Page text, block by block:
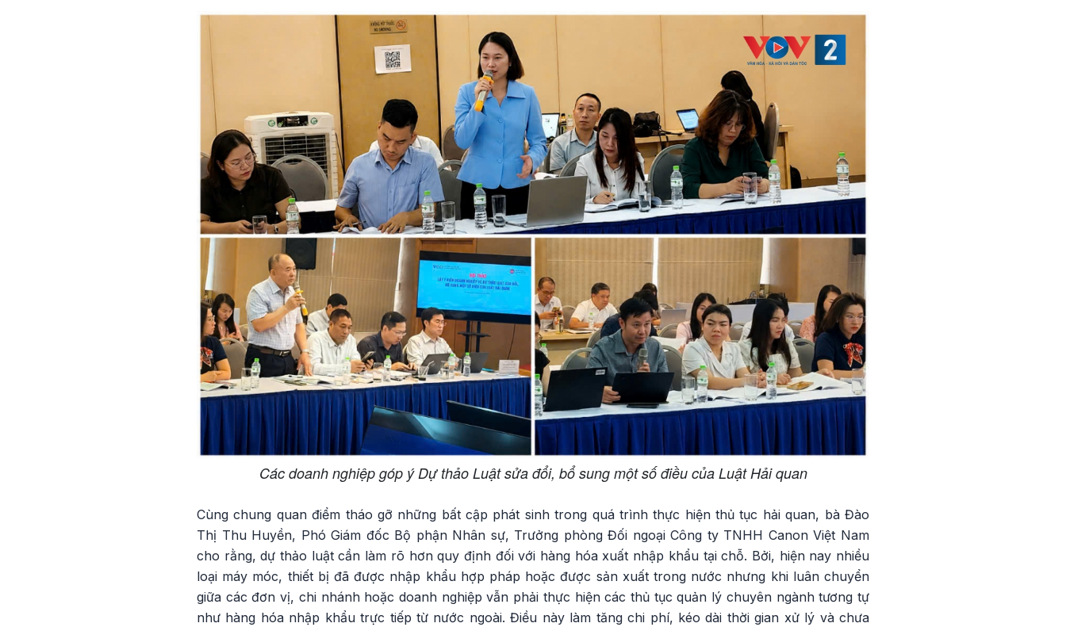
Các doanh nghiệp góp ý Dự thảo Luật sửa đổi, bổ sung một số điều của Luật Hải quan
Cùng chung quan điểm tháo gỡ những bất cập phát sinh trong quá trình thực hiện thủ tục hải quan, bà Đào
Thị Thu Huyền, Phó Giám đốc Bộ phận Nhân sự, Trưởng phòng Đối ngoại Công ty TNHH Canon Việt Nam
cho rằng, dự thảo luật cần làm rõ hơn quy định đối với hàng hóa xuất nhập khẩu tại chỗ. Bởi, hiện nay nhiều
loại máy móc, thiết bị đã được nhập khẩu hợp pháp hoặc được sản xuất trong nước nhưng khi luân chuyển
giữa các đơn vị, chi nhánh hoặc doanh nghiệp vẫn phải thực hiện các thủ tục quản lý chuyên ngành tương tự
như hàng hóa nhập khẩu trực tiếp từ nước ngoài. Điều này làm tăng chi phí, kéo dài thời gian xử lý và chưa